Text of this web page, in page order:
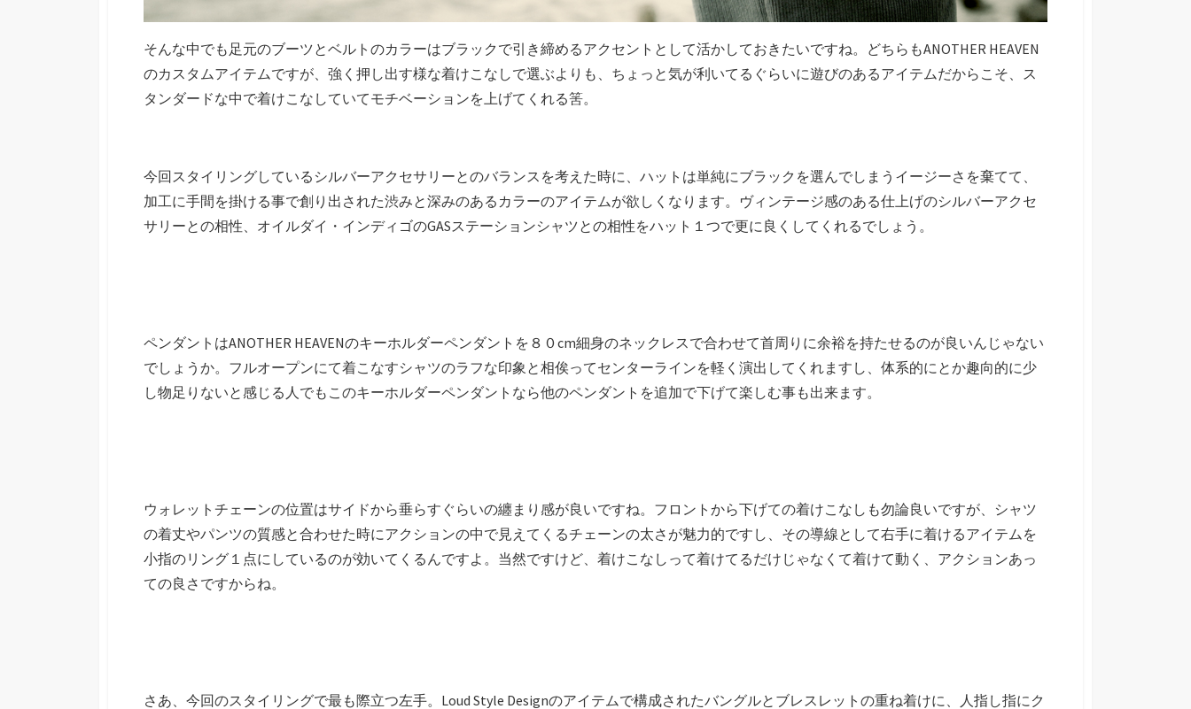
そんな中でも足元のブーツとベルトのカラーはブラックで引き締めるアクセントとして活かしておきたいですね。どちらもANOTHER HEAVEN
のカスタムアイテムですが、強く押し出す様な着けこなしで選ぶよりも、ちょっと気が利いてるぐらいに遊びのあるアイテムだからこそ、ス
タンダードな中で着けこなしていてモチベーションを上げてくれる筈。
今回スタイリングしているシルバーアクセサリーとのバランスを考えた時に、ハットは単純にブラックを選んでしまうイージーさを棄てて、
加工に手間を掛ける事で創り出された渋みと深みのあるカラーのアイテムが欲しくなります。ヴィンテージ感のある仕上げのシルバーアクセ
サリーとの相性、オイルダイ・インディゴのGASステーションシャツとの相性をハット１つで更に良くしてくれるでしょう。
ペンダントはANOTHER HEAVENのキーホルダーペンダントを８０cm細身のネックレスで合わせて首周りに余裕を持たせるのが良いんじゃない
でしょうか。フルオープンにて着こなすシャツのラフな印象と相俟ってセンターラインを軽く演出してくれますし、体系的にとか趣向的に少
し物足りないと感じる人でもこのキーホルダーペンダントなら他のペンダントを追加で下げて楽しむ事も出来ます。
ウォレットチェーンの位置はサイドから垂らすぐらいの纏まり感が良いですね。フロントから下げての着けこなしも勿論良いですが、シャツ
の着丈やパンツの質感と合わせた時にアクションの中で見えてくるチェーンの太さが魅力的ですし、その導線として右手に着けるアイテムを
小指のリング１点にしているのが効いてくるんですよ。当然ですけど、着けこなしって着けてるだけじゃなくて着けて動く、アクションあっ
ての良さですからね。
さあ、今回のスタイリングで最も際立つ左手。Loud Style Designのアイテムで構成されたバングルとブレスレットの重ね着けに、人指し指にク